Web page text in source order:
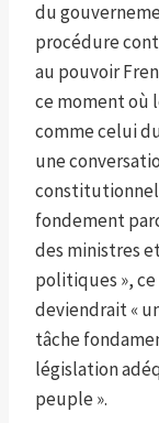
du
procédure
au pouvoir
ce moment où
comme celui
une
fondement
des ministres
politiques »,
deviendrait «
tâche
législation
peuple ».